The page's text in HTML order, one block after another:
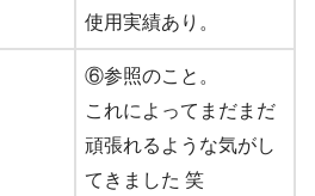
使用実績あり。
⑥参照のこと。
これによってまだまだ
頑張れるような気がし
てきました 笑